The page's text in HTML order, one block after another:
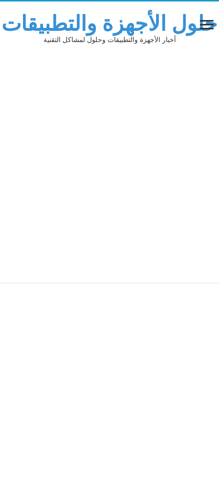
حلول الأجهزة والتطبيقات
أخبار الأجهزة والتطبيقات وحلول لمشاكل التقنية